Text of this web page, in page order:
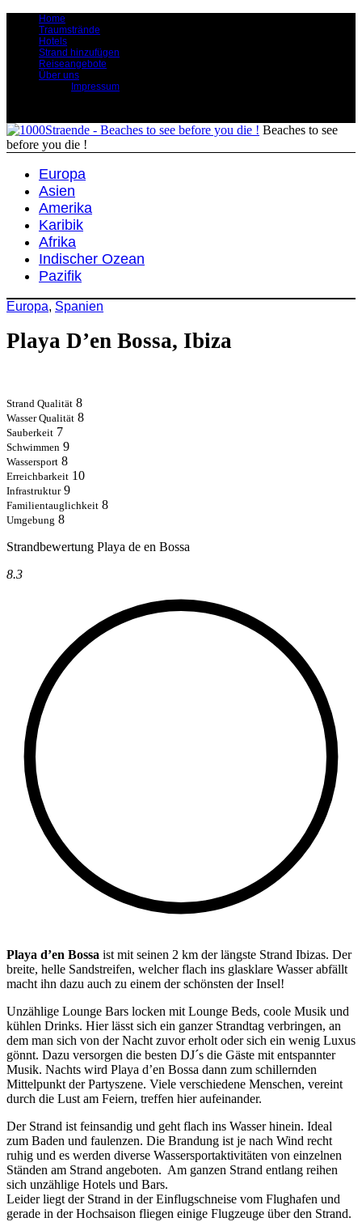
Home
Traumstrände
Hotels
Strand hinzufügen
Reiseangebote
Über uns
Impressum
Beaches to see
before you die !
Europa
Asien
Amerika
Karibik
Afrika
Indischer Ozean
Pazifik
Europa, Spanien
Playa D’en Bossa, Ibiza
Strand Qualität 8
Wasser Qualität 8
Sauberkeit 7
Schwimmen 9
Wassersport 8
Erreichbarkeit 10
Infrastruktur 9
Familientauglichkeit 8
Umgebung 8
Strandbewertung Playa de en Bossa
8.3
Playa d’en Bossa ist mit seinen 2 km der längste Strand Ibizas. Der
breite, helle Sandstreifen, welcher flach ins glasklare Wasser abfällt
macht ihn dazu auch zu einem der schönsten der Insel!
Unzählige Lounge Bars locken mit Lounge Beds, coole Musik und
kühlen Drinks. Hier lässt sich ein ganzer Strandtag verbringen, an
dem man sich von der Nacht zuvor erholt oder sich ein wenig Luxus
gönnt. Dazu versorgen die besten DJ´s die Gäste mit entspannter
Musik. Nachts wird Playa d’en Bossa dann zum schillernden
Mittelpunkt der Partyszene. Viele verschiedene Menschen, vereint
durch die Lust am Feiern, treffen hier aufeinander.
Der Strand ist feinsandig und geht flach ins Wasser hinein. Ideal
zum Baden und faulenzen. Die Brandung ist je nach Wind recht
ruhig und es werden diverse Wassersportaktivitäten von einzelnen
Ständen am Strand angeboten. Am ganzen Strand entlang reihen
sich unzählige Hotels und Bars.
Leider liegt der Strand in der Einflugschneise vom Flughafen und
gerade in der Hochsaison fliegen einige Flugzeuge über den Strand.